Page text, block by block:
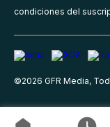
condiciones del
©2026 GFR Media,